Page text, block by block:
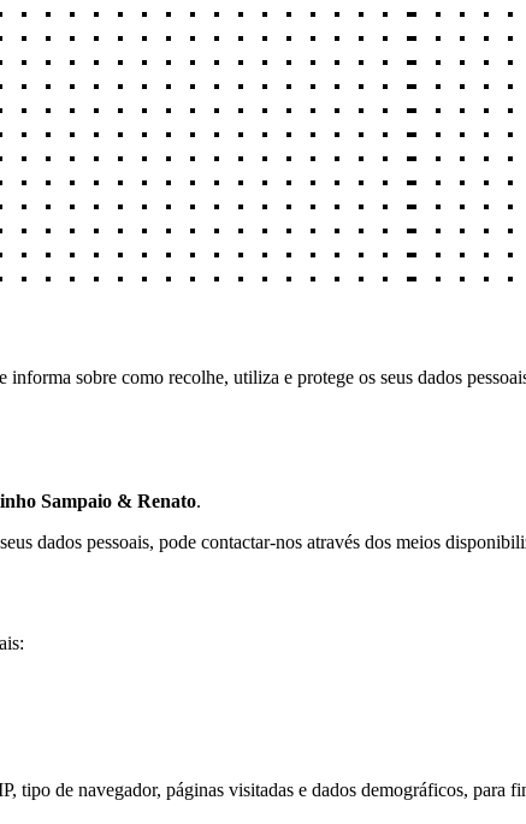
informa sobre como recolhe, utiliza e protege os seus dados
Sampaio & Renato.
dados pessoais, pode contactar-nos através dos meios
tipo de navegador, páginas visitadas e dados demográficos, para